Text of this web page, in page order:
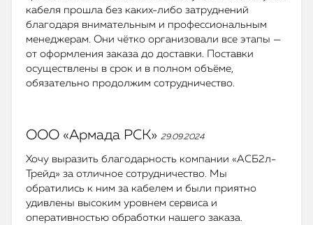
кабеля прошла без каких-либо затруднений
благодаря внимательным и профессиональным
менеджерам. Они чётко организовали все этапы —
от оформления заказа до доставки. Поставки
осуществлены в срок и в полном объёме,
обязательно продолжим сотрудничество.
ООО «Армада РСК» 29.09.2024
Хочу выразить благодарность компании «АСБ2л-
Трейд» за отличное сотрудничество. Мы
обратились к ним за кабелем и были приятно
удивлены высоким уровнем сервиса и
оперативностью обработки нашего заказа.